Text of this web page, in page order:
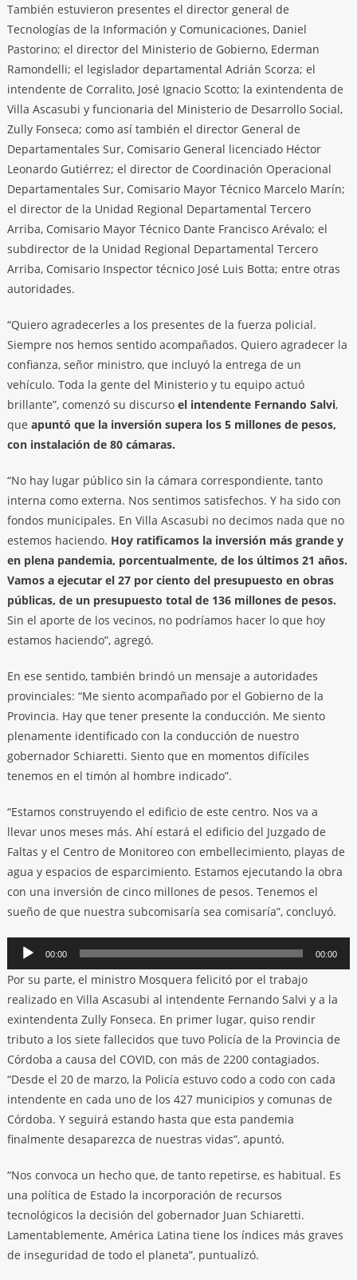
También estuvieron presentes el director general de
Tecnologías de la Información y Comunicaciones, Daniel
Pastorino; el director del Ministerio de Gobierno, Ederman
Ramondelli; el legislador departamental Adrián Scorza; el
intendente de Corralito, José Ignacio Scotto; la exintendenta de
Villa Ascasubi y funcionaria del Ministerio de Desarrollo Social,
Zully Fonseca; como así también el director General de
Departamentales Sur, Comisario General licenciado Héctor
Leonardo Gutiérrez; el director de Coordinación Operacional
Departamentales Sur, Comisario Mayor Técnico Marcelo Marín;
el director de la Unidad Regional Departamental Tercero
Arriba, Comisario Mayor Técnico Dante Francisco Arévalo; el
subdirector de la Unidad Regional Departamental Tercero
Arriba, Comisario Inspector técnico José Luis Botta; entre otras
autoridades.
“Quiero agradecerles a los presentes de la fuerza policial.
Siempre nos hemos sentido acompañados. Quiero agradecer la
confianza, señor ministro, que incluyó la entrega de un
vehículo. Toda la gente del Ministerio y tu equipo actuó
brillante”, comenzó su discurso el intendente Fernando Salvi,
que apuntó que la inversión supera los 5 millones de pesos,
con instalación de 80 cámaras.
“No hay lugar público sin la cámara correspondiente, tanto
interna como externa. Nos sentimos satisfechos. Y ha sido con
fondos municipales. En Villa Ascasubi no decimos nada que no
estemos haciendo. Hoy ratificamos la inversión más grande y
en plena pandemia, porcentualmente, de los últimos 21 años.
Vamos a ejecutar el 27 por ciento del presupuesto en obras
públicas, de un presupuesto total de 136 millones de pesos.
Sin el aporte de los vecinos, no podríamos hacer lo que hoy
estamos haciendo”, agregó.
En ese sentido, también brindó un mensaje a autoridades
provinciales: “Me siento acompañado por el Gobierno de la
Provincia. Hay que tener presente la conducción. Me siento
plenamente identificado con la conducción de nuestro
gobernador Schiaretti. Siento que en momentos difíciles
tenemos en el timón al hombre indicado”.
“Estamos construyendo el edificio de este centro. Nos va a
llevar unos meses más. Ahí estará el edificio del Juzgado de
Faltas y el Centro de Monitoreo con embellecimiento, playas de
agua y espacios de esparcimiento. Estamos ejecutando la obra
con una inversión de cinco millones de pesos. Tenemos el
sueño de que nuestra subcomisaría sea comisaría”, concluyó.
Reproductor
de
audio
00:00 00:00
Por su parte, el ministro Mosquera felicitó por el trabajo
realizado en Villa Ascasubi al intendente Fernando Salvi y a la
exintendenta Zully Fonseca. En primer lugar, quiso rendir
tributo a los siete fallecidos que tuvo Policía de la Provincia de
Córdoba a causa del COVID, con más de 2200 contagiados.
“Desde el 20 de marzo, la Policía estuvo codo a codo con cada
intendente en cada uno de los 427 municipios y comunas de
Córdoba. Y seguirá estando hasta que esta pandemia
finalmente desaparezca de nuestras vidas”, apuntó.
“Nos convoca un hecho que, de tanto repetirse, es habitual. Es
una política de Estado la incorporación de recursos
tecnológicos la decisión del gobernador Juan Schiaretti.
Lamentablemente, América Latina tiene los índices más graves
de inseguridad de todo el planeta”, puntualizó.